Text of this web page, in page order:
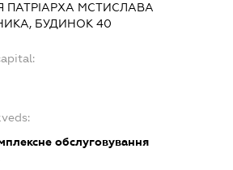
ПАТРІАРХА МСТИСЛАВА
БУДИНОК 40
обслуговування